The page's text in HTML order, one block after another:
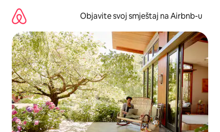
sadržaj
Objavite svoj smještaj na Airbnb-u